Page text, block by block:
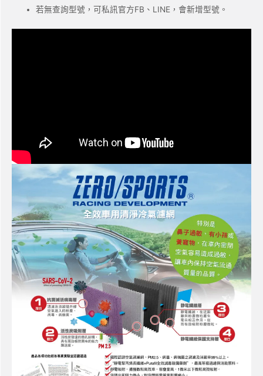
若無查詢型號，可私訊官方FB、LINE，會新增型號。